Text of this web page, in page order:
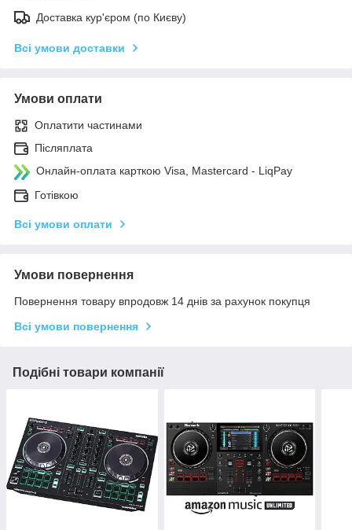
Доставка кур'єром (по Києву)
Всі умови доставки
Умови оплати
Оплатити частинами
Післяплата
Онлайн-оплата карткою Visa, Mastercard - LiqPay
Готівкою
Всі умови оплати
Умови повернення
Повернення товару впродовж 14 днів за рахунок покупця
Всі умови повернення
Подібні товари компанії